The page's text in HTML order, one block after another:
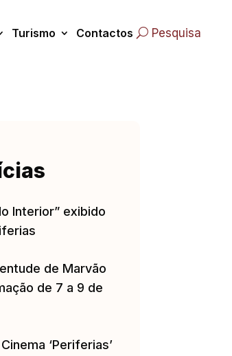
Turismo Contactos Pesquisa
Interior” exibido
de Marvão
de 7 a 9 de
‘Periferias’